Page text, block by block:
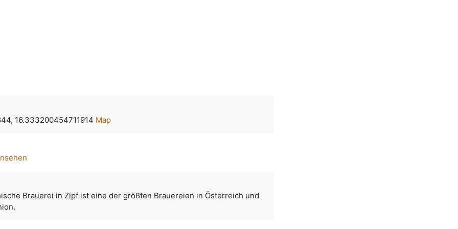
16.333200454711914 Map
Brauerei in Zipf ist eine der größten Brauereien in Österreich und